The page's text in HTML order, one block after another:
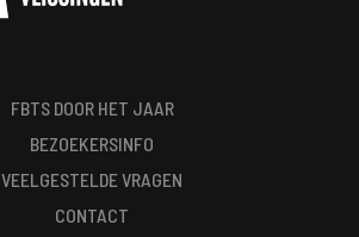
FBTS DOOR HET JAAR
BEZOEKERSINFO
VEELGESTELDE VRAGEN
CONTACT